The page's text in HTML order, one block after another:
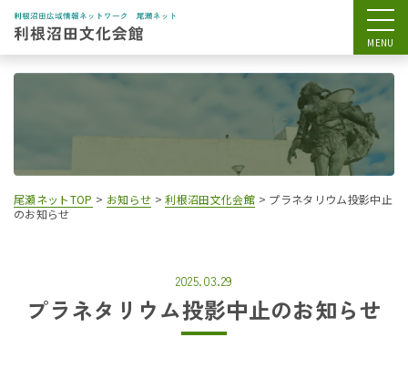
尾瀬ネットTOP > お知らせ >利根沼田文化会館 > プラネタリウム投影中止
のお知らせ
2025.03.29
プラネタリウム投影中止のお知らせ